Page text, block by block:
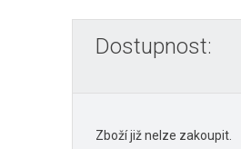
Dostupnost:
Zboží již nelze zakoupit.